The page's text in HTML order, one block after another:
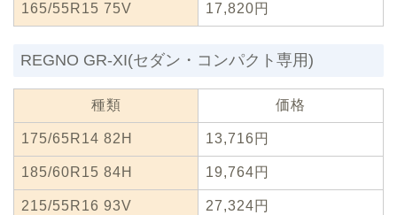
165/55R15 75V 17,820円
REGNO GR-XI(セダン・コンパクト専用)
種類 価格
175/65R14 82H 13,716円
185/60R15 84H 19,764円
215/55R16 93V 27,324円